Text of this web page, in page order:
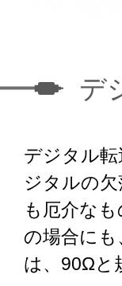
デ
デジタル
ジタルの
も厄介な
の場合に
は、90Ωと